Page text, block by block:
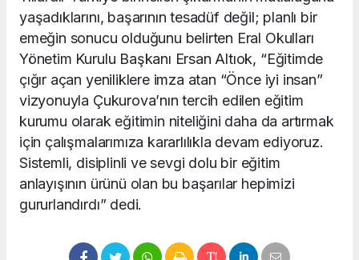
yaşadıklarını, başarının tesadüf değil; planlı bir
emeğin sonucu olduğunu belirten Eral Okulları
Yönetim Kurulu Başkanı Ersan Altıok, “Eğitimde
çığır açan yeniliklere imza atan “Önce iyi insan”
vizyonuyla Çukurova’nın tercih edilen eğitim
kurumu olarak eğitimin niteliğini daha da artırmak
için çalışmalarımıza kararlılıkla devam ediyoruz.
Sistemli, disiplinli ve sevgi dolu bir eğitim
anlayışının ürünü olan bu başarılar hepimizi
gururlandırdı” dedi.